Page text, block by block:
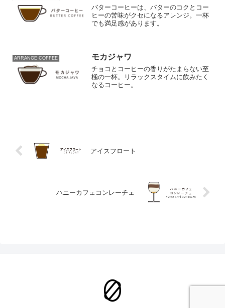
バターコーヒーは、バターのコクとコー
ヒーの苦味がクセになるアレンジ。一杯
でも満足感があります。
ARRANGE COFFEE モカジャワ
チョコとコーヒーの香りがたまらない至
極の一杯。リラックスタイムに飲みたく
なるコーヒー。
アイスフロート
ハニーカフェコンレーチェ